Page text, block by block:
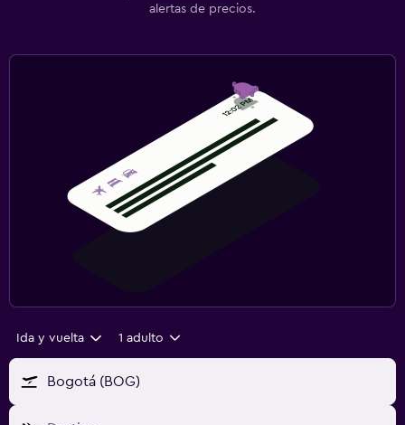
alertas de precios.
Ida y vuelta 1 adulto
Bogotá (BOG)